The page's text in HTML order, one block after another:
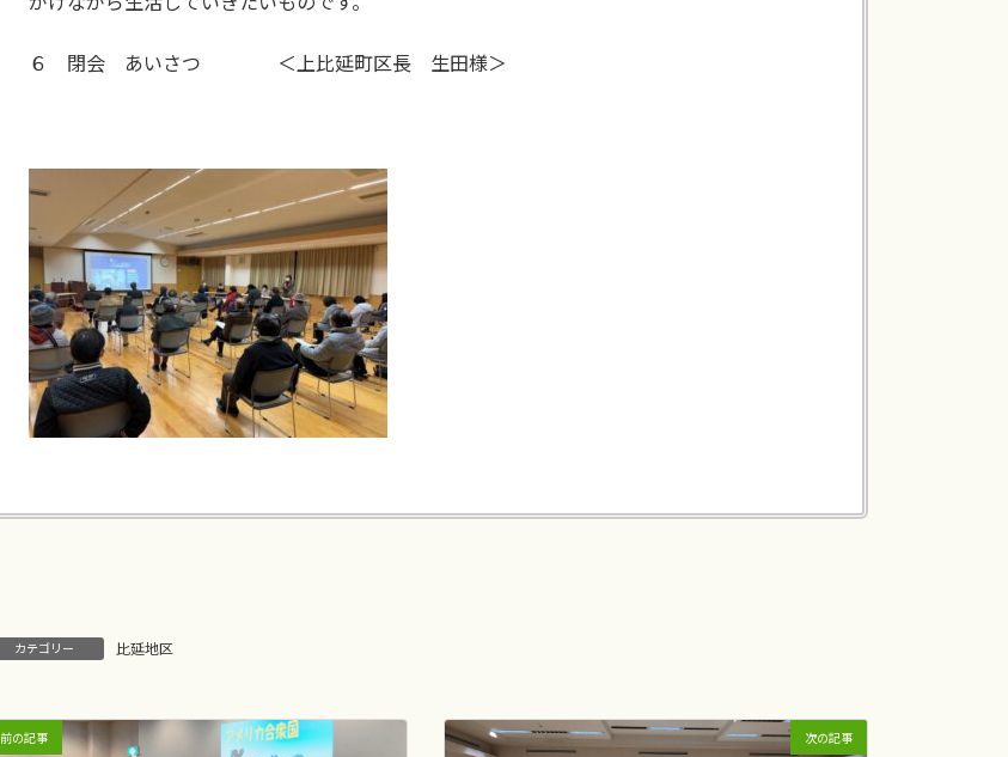
６ 閉会 あいさつ ＜上比延町区長 生田様＞
カテゴリー 比延地区
前の記事 次の記事